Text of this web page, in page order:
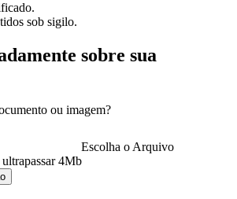
sob sigilo.
sobre sua
ou imagem?
Escolha o Arquivo
4Mb